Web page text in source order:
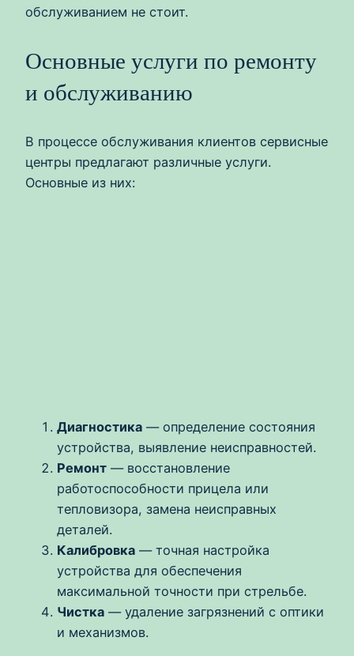
обслуживанием не стоит.
Основные услуги по ремонту
и обслуживанию
В процессе обслуживания клиентов сервисные
центры предлагают различные услуги.
Основные из них:
Диагностика — определение состояния
устройства, выявление неисправностей.
Ремонт — восстановление
работоспособности прицела или
тепловизора, замена неисправных
деталей.
Калибровка — точная настройка
устройства для обеспечения
максимальной точности при стрельбе.
Чистка — удаление загрязнений с оптики
и механизмов.